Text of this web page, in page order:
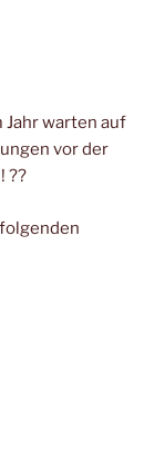
Jahr warten auf
vor der
??